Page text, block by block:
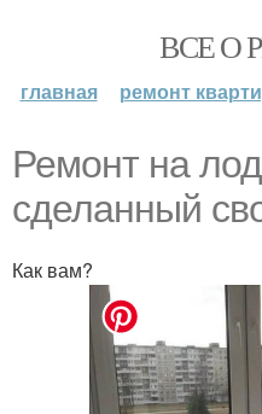
ВСЕ О
главная ремонт
Ремонт на
сделанный
Как вам?